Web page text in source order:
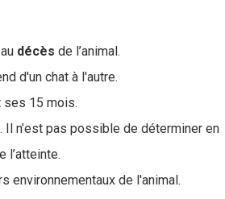
décès de l’animal.
d'un chat à l'autre.
ses 15 mois.
n’est pas possible de déterminer en
l’atteinte.
environnementaux de l'animal.